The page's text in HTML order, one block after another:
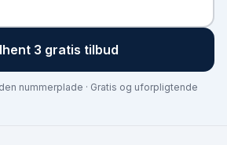
3 gratis tilbud
nummerplade · Gratis og uforpligtende